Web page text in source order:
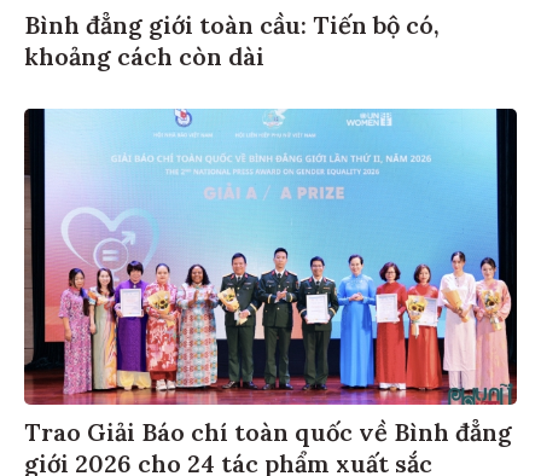
Bình đẳng giới toàn cầu: Tiến bộ có,
khoảng cách còn dài
Trao Giải Báo chí toàn quốc về Bình đẳng
giới 2026 cho 24 tác phẩm xuất sắc